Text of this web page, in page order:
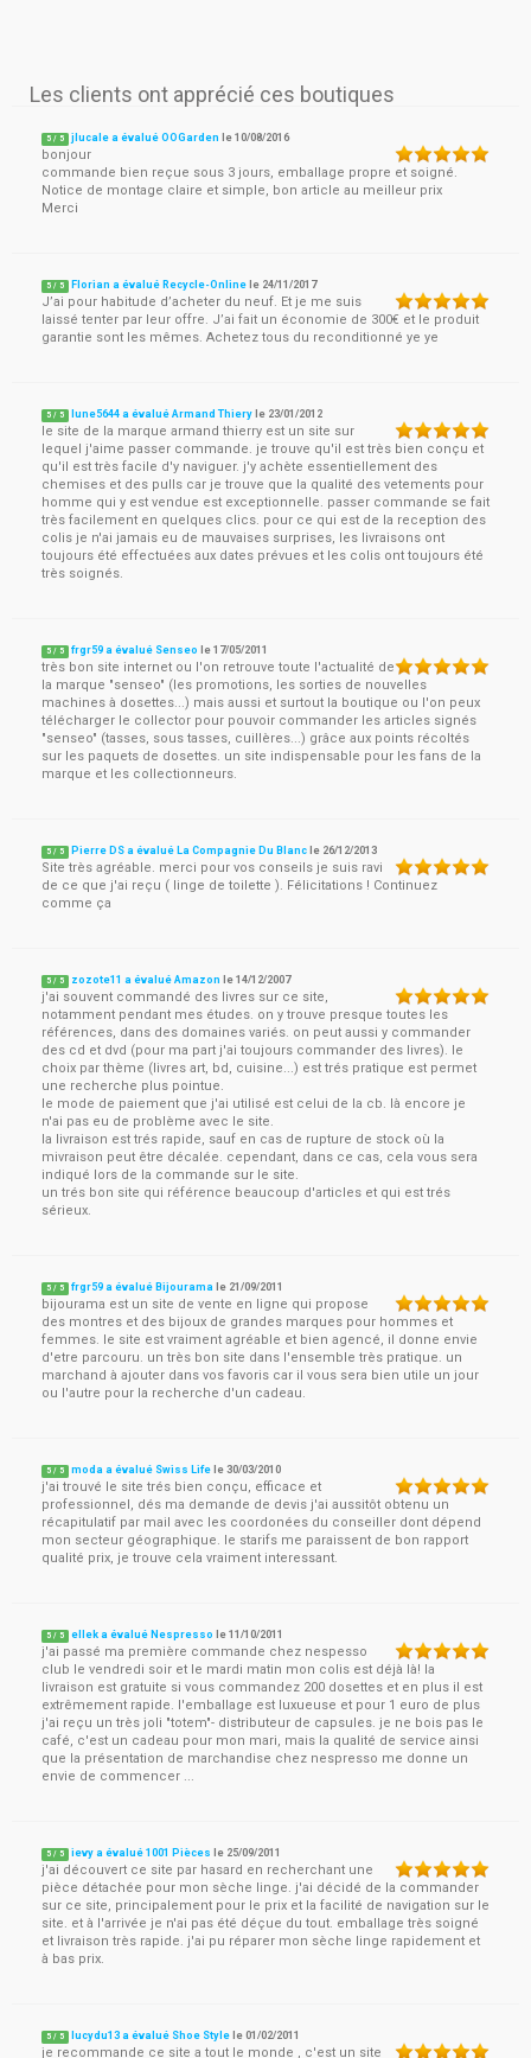
Les clients ont apprécié ces boutiques
5 / 5 jlucale a évalué OOGarden le10/08/2016
bonjour
commande bien reçue sous 3 jours, emballage propre et soigné.
Notice de montage claire et simple, bon article au meilleur prix
Merci
5 / 5 Florian a évalué Recycle-Online le 24/11/2017
J’ai pour habitude d’acheter du neuf. Et je me suis
laissé tenter par leur offre. J’ai fait un économie de 300€ et le produit
garantie sont les mêmes. Achetez tous du reconditionné ye ye
5 / 5 lune5644 a évalué Armand Thiery le 23/01/2012
le site de la marque armand thierry est un site sur
lequel j'aime passer commande. je trouve qu'il est très bien conçu et
qu'il est très facile d'y naviguer. j'y achète essentiellement des
chemises et des pulls car je trouve que la qualité des vetements pour
homme qui y est vendue est exceptionnelle. passer commande se fait
très facilement en quelques clics. pour ce qui est de la reception des
colis je n'ai jamais eu de mauvaises surprises, les livraisons ont
toujours été effectuées aux dates prévues et les colis ont toujours été
très soignés.
5 / 5 frgr59 a évalué Senseo le17/05/2011
très bon site internet ou l'on retrouve toute l'actualité de
la marque "senseo" (les promotions, les sorties de nouvelles
machines à dosettes...) mais aussi et surtout la boutique ou l'on peux
télécharger le collector pour pouvoir commander les articles signés
"senseo" (tasses, sous tasses, cuillères...) grâce aux points récoltés
sur les paquets de dosettes. un site indispensable pour les fans de la
marque et les collectionneurs.
5 / 5 Pierre DS a évalué La Compagnie Du Blanc le 26/12/2013
Site très agréable. merci pour vos conseils je suis ravi
de ce que j'ai reçu ( linge de toilette ). Félicitations ! Continuez
comme ça
5 / 5 zozote11 a évalué Amazon le14/12/2007
j'ai souvent commandé des livres sur ce site,
notamment pendant mes études. on y trouve presque toutes les
références, dans des domaines variés. on peut aussi y commander
des cd et dvd (pour ma part j'ai toujours commander des livres). le
choix par thème (livres art, bd, cuisine...) est trés pratique est permet
une recherche plus pointue.
le mode de paiement que j'ai utilisé est celui de la cb. là encore je
n'ai pas eu de problème avec le site.
la livraison est trés rapide, sauf en cas de rupture de stock où la
mivraison peut être décalée. cependant, dans ce cas, cela vous sera
indiqué lors de la commande sur le site.
un trés bon site qui référence beaucoup d'articles et qui est trés
sérieux.
5 / 5 frgr59 a évalué Bijourama le 21/09/2011
bijourama est un site de vente en ligne qui propose
des montres et des bijoux de grandes marques pour hommes et
femmes. le site est vraiment agréable et bien agencé, il donne envie
d'etre parcouru. un très bon site dans l'ensemble très pratique. un
marchand à ajouter dans vos favoris car il vous sera bien utile un jour
ou l'autre pour la recherche d'un cadeau.
5 / 5 moda a évalué Swiss Life le30/03/2010
j'ai trouvé le site trés bien conçu, efficace et
professionnel, dés ma demande de devis j'ai aussitôt obtenu un
récapitulatif par mail avec les coordonées du conseiller dont dépend
mon secteur géographique. le starifs me paraissent de bon rapport
qualité prix, je trouve cela vraiment interessant.
5 / 5 ellek a évalué Nespresso le11/10/2011
j'ai passé ma première commande chez nespesso
club le vendredi soir et le mardi matin mon colis est déjà là! la
livraison est gratuite si vous commandez 200 dosettes et en plus il est
extrêmement rapide. l'emballage est luxueuse et pour 1 euro de plus
j'ai reçu un très joli "totem"- distributeur de capsules. je ne bois pas le
café, c'est un cadeau pour mon mari, mais la qualité de service ainsi
que la présentation de marchandise chez nespresso me donne un
envie de commencer ...
5 / 5 ievy a évalué 1001 Pièces le 25/09/2011
j'ai découvert ce site par hasard en recherchant une
pièce détachée pour mon sèche linge. j'ai décidé de la commander
sur ce site, principalement pour le prix et la facilité de navigation sur le
site. et à l'arrivée je n'ai pas été déçue du tout. emballage très soigné
et livraison très rapide. j'ai pu réparer mon sèche linge rapidement et
à bas prix.
5 / 5 lucydu13 a évalué Shoe Style le01/02/2011
je recommande ce site a tout le monde , c'est un site